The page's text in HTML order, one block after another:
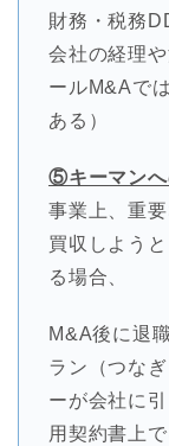
財務・税務
会社の経理
ールM&Aで
ある）
⑤キーマンへ
事業上、重
買収しよう
る場合、
M&A後に退
ラン（つな
ーが会社に
用契約書上